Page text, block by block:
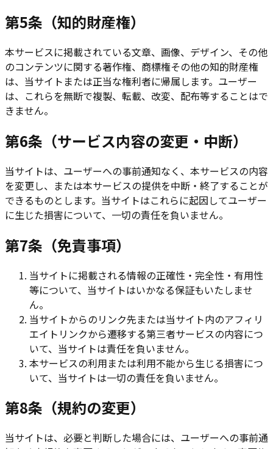
第5条（知的財産権）
本サービスに掲載されている文章、画像、デザイン、その他
のコンテンツに関する著作権、商標権その他の知的財産権
は、当サイトまたは正当な権利者に帰属します。ユーザー
は、これらを無断で複製、転載、改変、配布等することはで
きません。
第6条（サービス内容の変更・中断）
当サイトは、ユーザーへの事前通知なく、本サービスの内容
を変更し、または本サービスの提供を中断・終了することが
できるものとします。当サイトはこれらに起因してユーザー
に生じた損害について、一切の責任を負いません。
第7条（免責事項）
当サイトに掲載される情報の正確性・完全性・有用性
等について、当サイトはいかなる保証もいたしませ
ん。
当サイトからのリンク先または当サイト内のアフィリ
エイトリンクから遷移する第三者サービスの内容につ
いて、当サイトは責任を負いません。
本サービスの利用または利用不能から生じる損害につ
いて、当サイトは一切の責任を負いません。
第8条（規約の変更）
当サイトは、必要と判断した場合には、ユーザーへの事前通